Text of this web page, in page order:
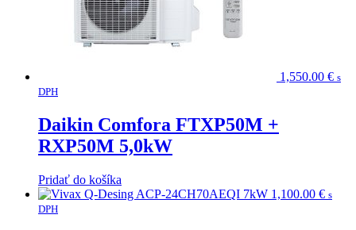
1,550.00 € s
DPH
Daikin Comfora FTXP50M +
RXP50M 5,0kW
Pridať do košíka
1,100.00 € s
DPH